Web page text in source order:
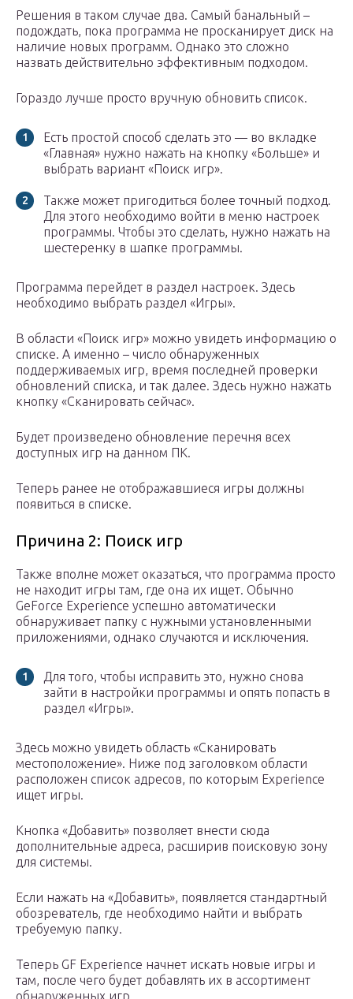
Решения в таком случае два. Самый банальный –
подождать, пока программа не просканирует диск на
наличие новых программ. Однако это сложно
назвать действительно эффективным подходом.
Гораздо лучше просто вручную обновить список.
Есть простой способ сделать это — во вкладке
«Главная» нужно нажать на кнопку «Больше» и
выбрать вариант «Поиск игр».
Также может пригодиться более точный подход.
Для этого необходимо войти в меню настроек
программы. Чтобы это сделать, нужно нажать на
шестеренку в шапке программы.
Программа перейдет в раздел настроек. Здесь
необходимо выбрать раздел «Игры».
В области «Поиск игр» можно увидеть информацию о
списке. А именно – число обнаруженных
поддерживаемых игр, время последней проверки
обновлений списка, и так далее. Здесь нужно нажать
кнопку «Сканировать сейчас».
Будет произведено обновление перечня всех
доступных игр на данном ПК.
Теперь ранее не отображавшиеся игры должны
появиться в списке.
Причина 2: Поиск игр
Также вполне может оказаться, что программа просто
не находит игры там, где она их ищет. Обычно
GeForce Experience успешно автоматически
обнаруживает папку с нужными установленными
приложениями, однако случаются и исключения.
Для того, чтобы исправить это, нужно снова
зайти в настройки программы и опять попасть в
раздел «Игры».
Здесь можно увидеть область «Сканировать
местоположение». Ниже под заголовком области
расположен список адресов, по которым Experience
ищет игры.
Кнопка «Добавить» позволяет внести сюда
дополнительные адреса, расширив поисковую зону
для системы.
Если нажать на «Добавить», появляется стандартный
обозреватель, где необходимо найти и выбрать
требуемую папку.
Теперь GF Experience начнет искать новые игры и
там, после чего будет добавлять их в ассортимент
обнаруженных игр.